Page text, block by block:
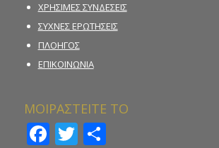
ΧΡΗΣΙΜΕΣ ΣΥΝΔΕΣΕΙΣ
ΣΥΧΝΕΣ ΕΡΩΤΗΣΕΙΣ
ΠΛΟΗΓΟΣ
ΕΠΙΚΟΙΝΩΝΙΑ
ΜΟΙΡΑΣΤΕΙΤΕ ΤΟ
Facebook
Twitter